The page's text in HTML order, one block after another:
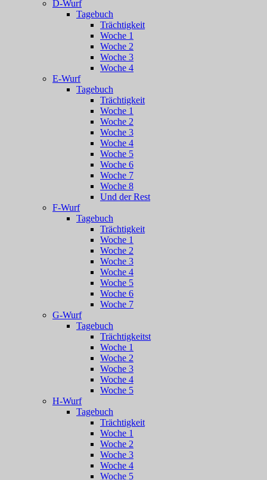
D-Wurf
Tagebuch
Trächtigkeit
Woche 1
Woche 2
Woche 3
Woche 4
E-Wurf
Tagebuch
Trächtigkeit
Woche 1
Woche 2
Woche 3
Woche 4
Woche 5
Woche 6
Woche 7
Woche 8
Und der Rest
F-Wurf
Tagebuch
Trächtigkeit
Woche 1
Woche 2
Woche 3
Woche 4
Woche 5
Woche 6
Woche 7
G-Wurf
Tagebuch
Trächtigkeitst
Woche 1
Woche 2
Woche 3
Woche 4
Woche 5
H-Wurf
Tagebuch
Trächtigkeit
Woche 1
Woche 2
Woche 3
Woche 4
Woche 5